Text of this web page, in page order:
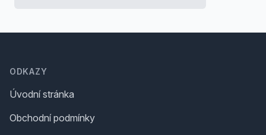
ODKAZY
Úvodní stránka
Obchodní podmínky